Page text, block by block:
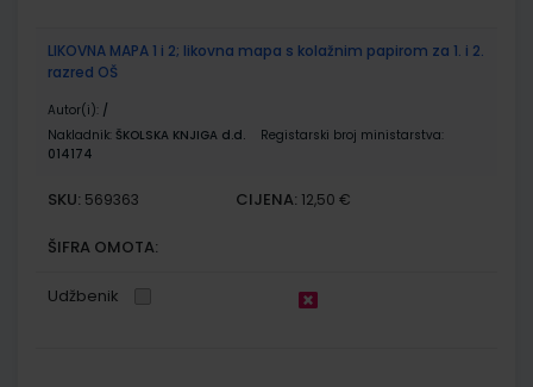
LIKOVNA MAPA 1 i 2; likovna mapa s kolažnim papirom za 1. i 2.
razred OŠ
Autor(i): /
Nakladnik: ŠKOLSKA KNJIGA d.d.
Registarski broj ministarstva:
014174
SKU: 569363 CIJENA: 12,50 €
ŠIFRA OMOTA:
Udžbenik